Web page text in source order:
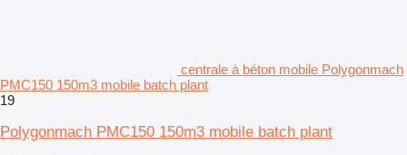
centrale à béton mobile Polygonmach
PMC150 150m3 mobile batch plant
19
Polygonmach PMC150 150m3 mobile batch plant